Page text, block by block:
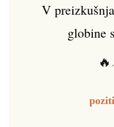
V
globine